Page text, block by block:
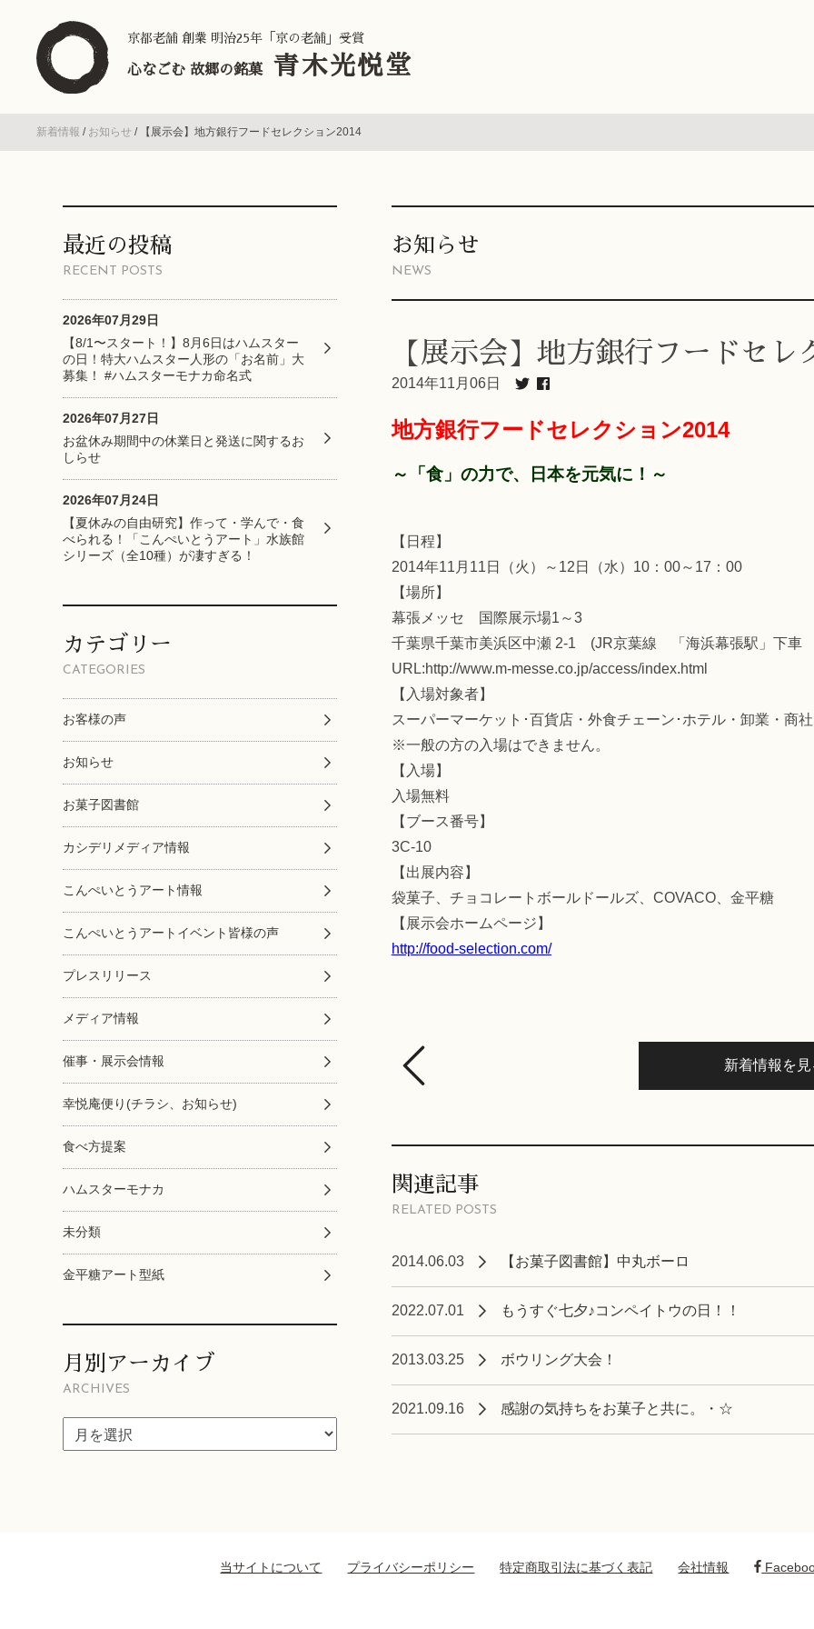
京都老舗 創業 明治25年「京の老舗」受賞
心なごむ 故郷の銘菓 青木光悦堂
新着情報 / お知らせ / 【展示会】地方銀行フードセレクション2014
最近の投稿
RECENT POSTS
2026年07月29日
【8/1〜スタート！】8月6日はハムスター
の日！特大ハムスター人形の「お名前」大
募集！ #ハムスターモナカ命名式
2026年07月27日
お盆休み期間中の休業日と発送に関するお
しらせ
2026年07月24日
【夏休みの自由研究】作って・学んで・食
べられる！「こんぺいとうアート」水族館
シリーズ（全10種）が凄すぎる！
カテゴリー
CATEGORIES
お客様の声
お知らせ
お菓子図書館
カシデリメディア情報
こんぺいとうアート情報
こんぺいとうアートイベント皆様の声
プレスリリース
メディア情報
催事・展示会情報
幸悦庵便り(チラシ、お知らせ)
食べ方提案
ハムスターモナカ
未分類
金平糖アート型紙
月別アーカイブ
ARCHIVES
お知らせ
NEWS
【展示会】地方銀行フードセレ
2014年11月06日
地方銀行フードセレクション2014
～「食」の力で、日本を元気に！～
【日程】
2014年11月11日（火）～12日（水）10：00～17：00
【場所】
幕張メッセ 国際展示場1～3
千葉県千葉市美浜区中瀬 2-1 (JR京葉線 「海浜幕張駅」下車
URL:http://www.m-messe.co.jp/access/index.html
【入場対象者】
スーパーマーケット･百貨店・外食チェーン･ホテル・卸業・
※一般の方の入場はできません。
【入場】
入場無料
【ブース番号】
3C-10
【出展内容】
袋菓子、チョコレートボールドールズ、COVACO、金平糖
【展示会ホームページ】
http://food-selection.com/
新着情報を見
関連記事
RELATED POSTS
2014.06.03 【お菓子図書館】中丸ボーロ
2022.07.01 もうすぐ七夕♪コンペイトウの日！！
2013.03.25 ボウリング大会！
2021.09.16 感謝の気持ちをお菓子と共に。・☆
当サイトについて プライバシーポリシー 特定商取引法に基づく表記 会社情報